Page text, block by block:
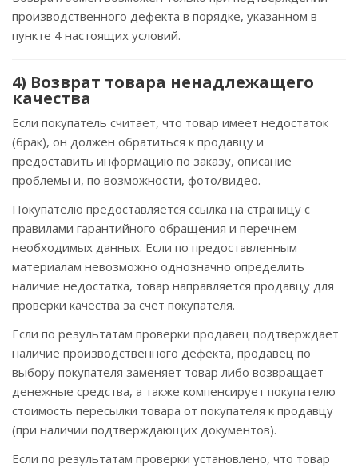
производственного дефекта в порядке, указанном в
пункте 4 настоящих условий.
4) Возврат товара ненадлежащего
качества
Если покупатель считает, что товар имеет недостаток
(брак), он должен обратиться к продавцу и
предоставить информацию по заказу, описание
проблемы и, по возможности, фото/видео.
Покупателю предоставляется ссылка на страницу с
правилами гарантийного обращения и перечнем
необходимых данных. Если по предоставленным
материалам невозможно однозначно определить
наличие недостатка, товар направляется продавцу для
проверки качества за счёт покупателя.
Если по результатам проверки продавец подтверждает
наличие производственного дефекта, продавец по
выбору покупателя заменяет товар либо возвращает
денежные средства, а также компенсирует покупателю
стоимость пересылки товара от покупателя к продавцу
(при наличии подтверждающих документов).
Если по результатам проверки установлено, что товар